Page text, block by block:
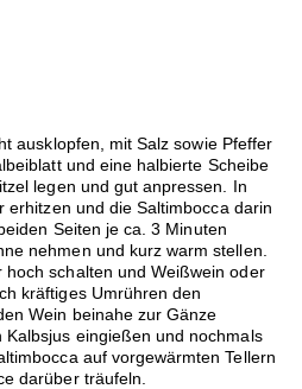
ausklopfen, mit Salz sowie Pfeffer
und eine halbierte Scheibe
legen und gut anpressen. In
erhitzen und die Saltimbocca darin
Seiten je ca. 3 Minuten
nehmen und kurz warm stellen.
hoch schalten und Weißwein oder
kräftiges Umrühren den
Wein beinahe zur Gänze
Kalbsjus eingießen und nochmals
auf vorgewärmten Tellern
darüber träufeln.